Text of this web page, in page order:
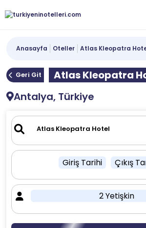
Anasayfa Oteller Atlas Kleopatra
Geri Git
Atlas Kleopatra
Antalya, Türkiye
Giriş Tarihi Çıkış
2 Yetişkin